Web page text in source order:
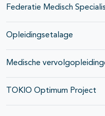
Federatie Medisch
Opleidingsetalage
Medische
TOKIO Optimum Project